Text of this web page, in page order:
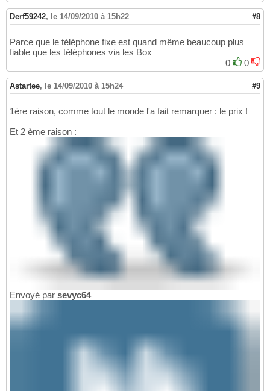
Derf59242, le 14/09/2010 à 15h22 #8
Parce que le téléphone fixe est quand même beaucoup plus
fiable que les téléphones via les Box
0
0
Astartee, le 14/09/2010 à 15h24 #9
1ère raison, comme tout le monde l'a fait remarquer : le prix !
Et 2 ème raison :
Envoyé par sevyc64